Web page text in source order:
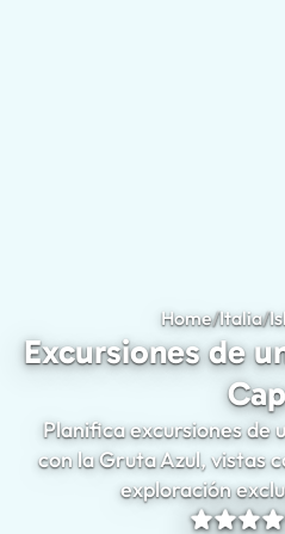
Home/Italia/
Excursiones de
Planifica excursiones de
con la Gruta Azul, vistas
exploración